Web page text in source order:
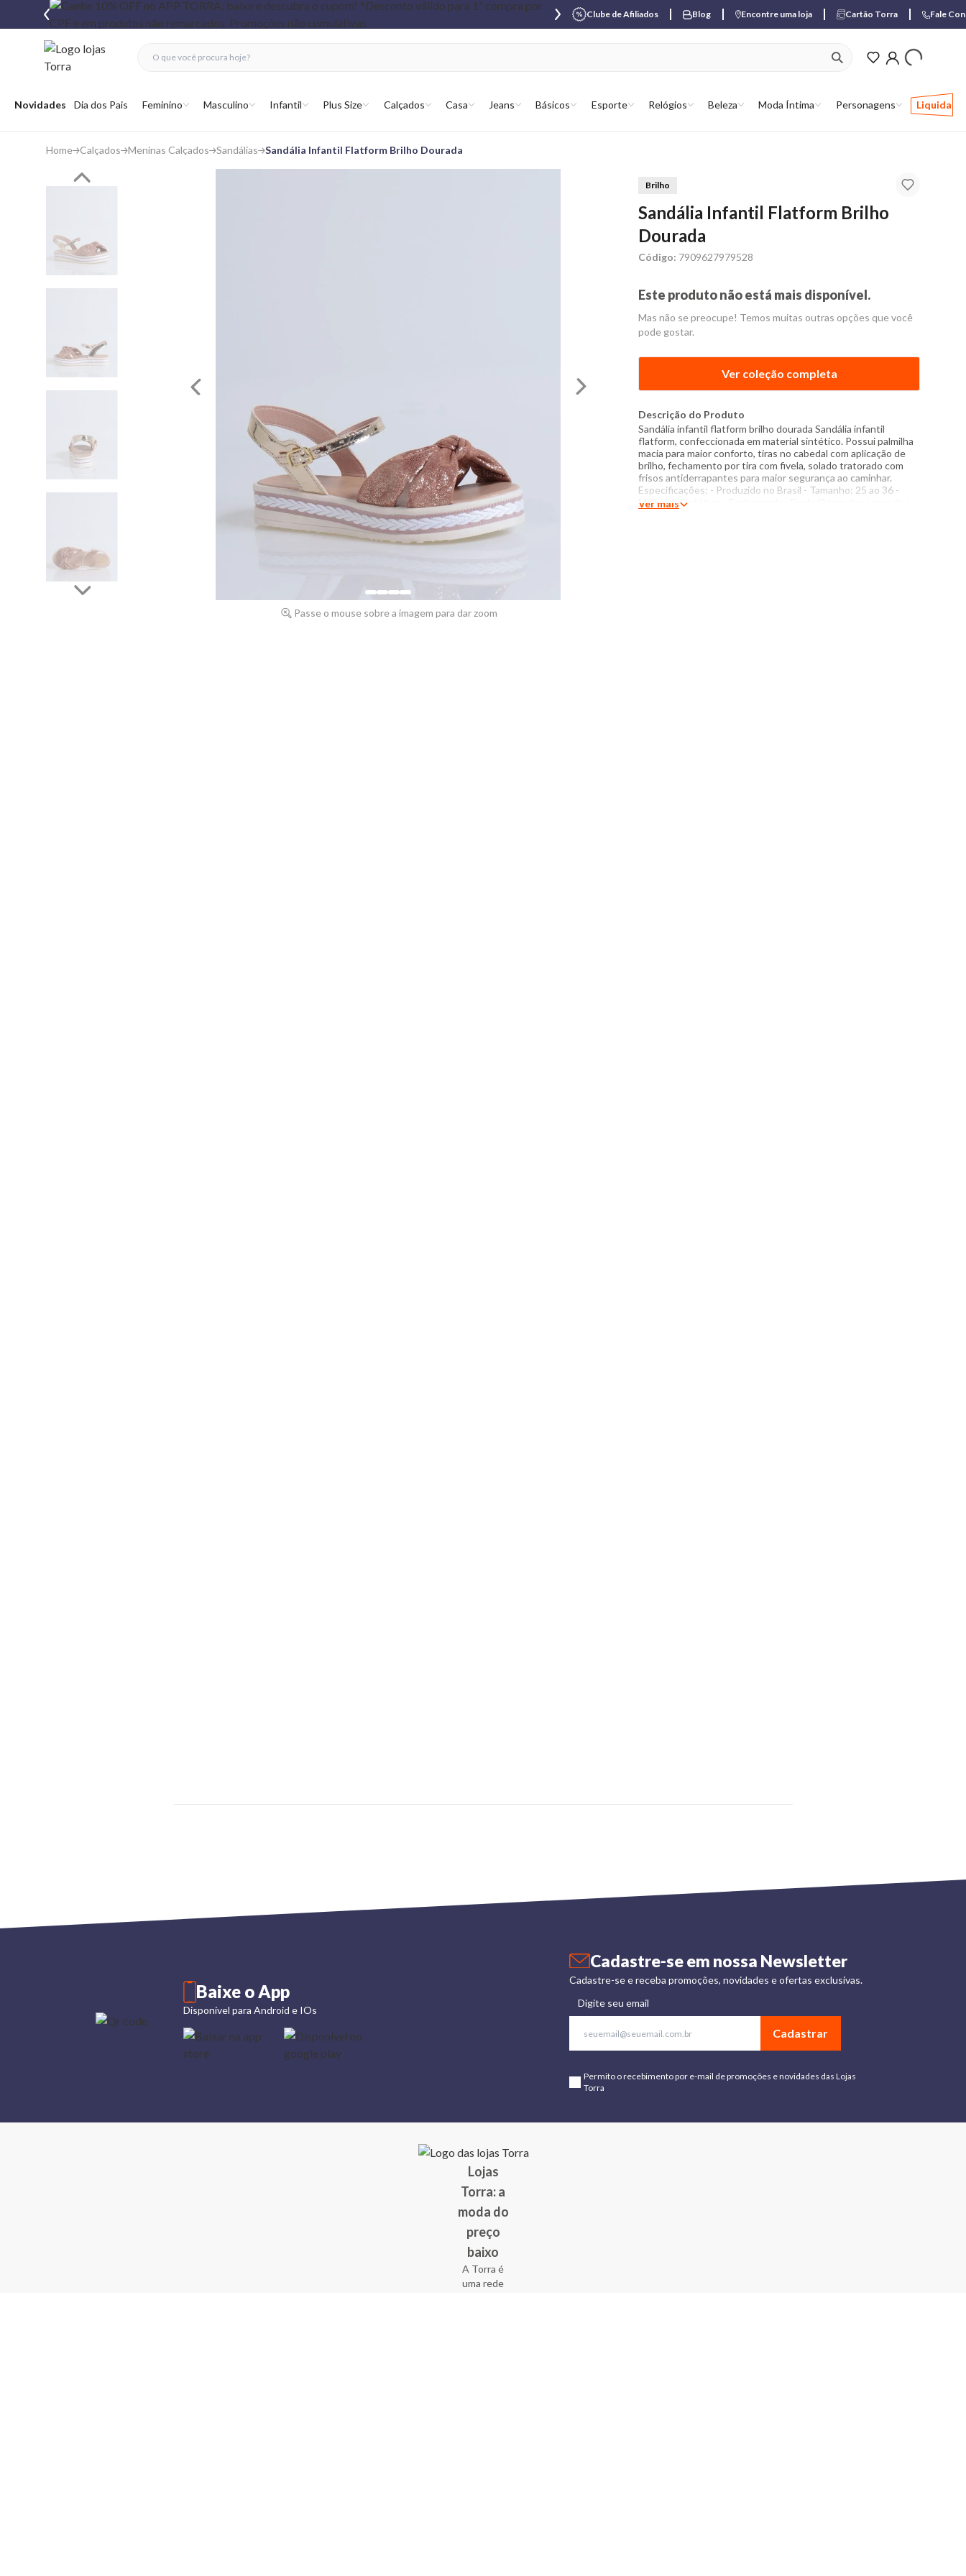
Clube de Afiliados Blog Encontre uma loja Cartão Torra Fale
Abrir menu
Novidades Dia dos Pais Feminino Masculino Infantil Plus Size Calçados Casa Jeans Básicos Esporte Relógios Beleza Moda Íntima Personagens Liquida
ver produtos
fechar menu
fechar menu
favoritos
Home Calçados Meninas Calçados Sandálias Sandália Infantil Flatform Brilho Dourada
Passe o mouse sobre a imagem para dar zoom
Brilho
Sandália Infantil Flatform Brilho
Dourada
Código: 7909627979528
Este produto não está mais disponível.
Mas não se preocupe! Temos muitas outras opções que você
pode gostar.
Ver coleção completa
Descrição do Produto
Sandália infantil flatform brilho dourada Sandália infantil
flatform, confeccionada em material sintético. Possui palmilha
macia para maior conforto, tiras no cabedal com aplicação de
brilho, fechamento por tira com fivela, solado tratorado com
frisos antiderrapantes para maior segurança ao caminhar.
Especificações: - Produzido no Brasil - Tamanho: 25 ao 36 -
Material: Sintético - Fechamento: Fivela O tom das cores dos
Ver mais
Cadastre-se em nossa Newsletter
Cadastre-se e receba promoções, novidades e ofertas exclusivas.
Digite seu email
Cadastrar
Permito o recebimento por e-mail de promoções e novidades das Lojas
Torra
Baixe o App
Disponível para Android e IOs
Lojas
Torra: a
moda do
preço
baixo
A Torra é
uma rede